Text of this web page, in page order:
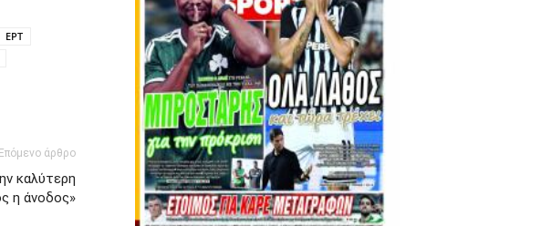
ΕΡΤ
Επόμενο άρθρο
καλύτερη
η άνοδος»